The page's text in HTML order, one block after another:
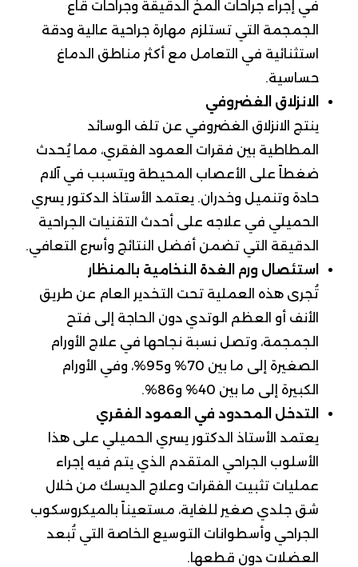
في إجراء جراحات المخ الدقيقة وجراحات قاع
الجمجمة التي تستلزم مهارة جراحية عالية ودقة
استثنائية في التعامل مع أكثر مناطق الدماغ
حساسية.
الانزلاق الغضروفي
ينتج الانزلاق الغضروفي عن تلف الوسائد
المطاطية بين فقرات العمود الفقري، مما يُحدث
ضغطاً على الأعصاب المحيطة ويتسبب في آلام
حادة وتنميل وخدران. يعتمد الأستاذ الدكتور يسري
الحميلي في علاجه على أحدث التقنيات الجراحية
الدقيقة التي تضمن أفضل النتائج وأسرع التعافي.
استئصال ورم الغدة النخامية بالمنظار
تُجرى هذه العملية تحت التخدير العام عن طريق
الأنف أو العظم الوتدي دون الحاجة إلى فتح
الجمجمة، وتصل نسبة نجاحها في علاج الأورام
الصغيرة إلى ما بين 70% و95%، وفي الأورام
الكبيرة إلى ما بين 40% و86%.
التدخل المحدود في العمود الفقري
يعتمد الأستاذ الدكتور يسري الحميلي على هذا
الأسلوب الجراحي المتقدم الذي يتم فيه إجراء
عمليات تثبيت الفقرات وعلاج الديسك من خلال
شق جلدي صغير للغاية، مستعيناً بالميكروسكوب
الجراحي وأسطوانات التوسيع الخاصة التي تُبعد
العضلات دون قطعها.